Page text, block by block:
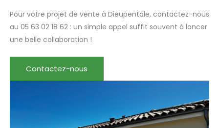
Pour votre projet de vente à Dieupentale, contactez-nous
au 05 63 02 18 62 : un simple appel suffit souvent à lancer
une belle collaboration !
Contactez-nous